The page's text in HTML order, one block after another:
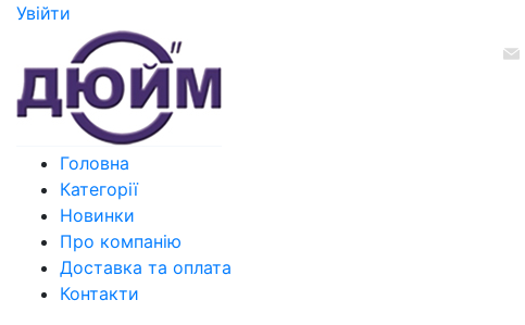
Увiйти
Головна
Категорії
Новинки
Про компанію
Доставка та оплата
Контакти